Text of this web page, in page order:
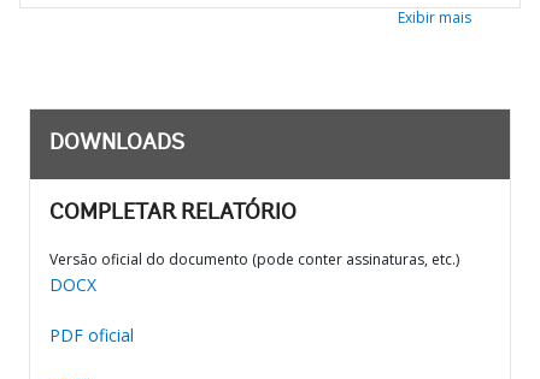
Exibir mais
DOWNLOADS
COMPLETAR RELATÓRIO
Versão oficial do documento (pode conter assinaturas, etc.)
DOCX
PDF oficial